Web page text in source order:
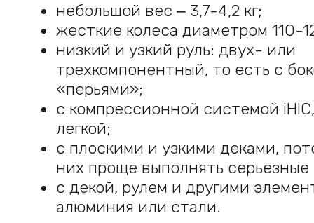
небольшой вес ‒ 3,7-4,2 кг;
жесткие колеса диаметром 110-
низкий и узкий руль: двух- или
трехкомпонентный, то есть с
«перьями»;
с компрессионной системой
легкой;
с плоскими и узкими деками,
них проще выполнять
с декой, рулем и другими
алюминия или стали.